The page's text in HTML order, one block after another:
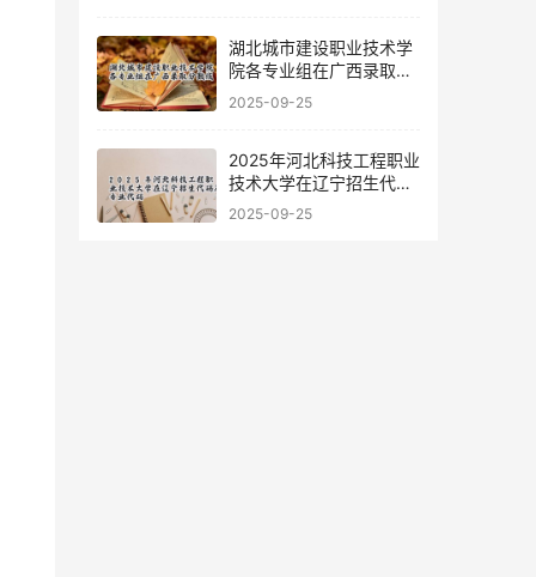
湖北城市建设职业技术学
院各专业组在广西录取分
数线
2025-09-25
2025年河北科技工程职业
技术大学在辽宁招生代码
及专业代码
2025-09-25